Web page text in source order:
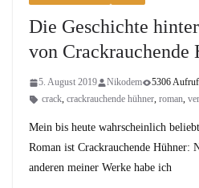
Die Geschichte
von Crackrauchende
5. August 2019 Nikodem 5306
crack, crackrauchende hühner, roman,
Mein bis heute wahrscheinlich
Roman ist Crackrauchende
anderen meiner Werke habe ich